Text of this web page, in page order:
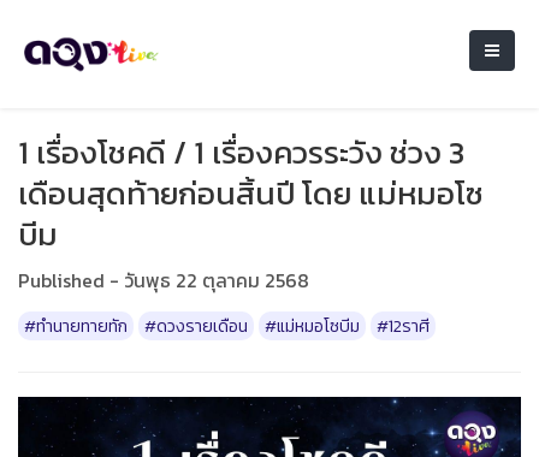
1 เรื่องโชคดี / 1 เรื่องควรระวัง ช่วง 3
เดือนสุดท้ายก่อนสิ้นปี โดย แม่หมอโซ
บีม
Published - วันพุธ 22 ตุลาคม 2568
#ทำนายทายทัก #ดวงรายเดือน #แม่หมอโซบีม #12ราศี